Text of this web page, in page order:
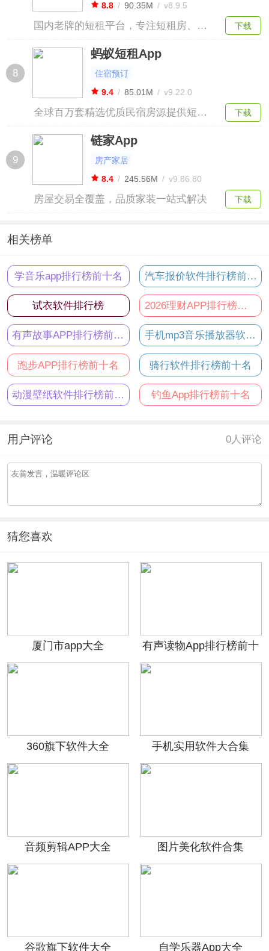
8.8 / 90.35M / v8.9.5
国内老牌的短租平台，专注短租房、日
下载
8
蚂蚁短租App
住宿预订
9.4 / 85.01M / v9.22.0
全球百万套精选优质民宿房源提供短租
解房源信息。
下载
9
链家App
房产家居
8.4 / 245.56M / v9.86.80
房屋交易全覆盖，品质家装一站式解决 下载
相关榜单
学音乐app排行榜前十名 汽车报价软件排行榜前十名
试衣软件排行榜 2026理财APP排行榜前十名
有声故事APP排行榜前十名 手机mp3音乐播放器软件排行榜前十名
跑步APP排行榜前十名 骑行软件排行榜前十名
动漫壁纸软件排行榜前十名 钓鱼App排行榜前十名
用户评论 0人评论
猜您喜欢
厦门市app大全
有声读物App排行榜前十
名
360旗下软件大全 手机实用软件大合集
音频剪辑APP大全 图片美化软件合集
谷歌旗下软件大全 自学乐器App大全